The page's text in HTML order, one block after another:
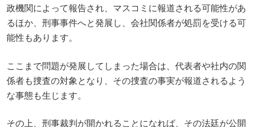
政機関によって報告され、マスコミに報道される可能性があ
るほか、刑事事件へと発展し、会社関係者が処罰を受ける可
能性もあります。
ここまで問題が発展してしまった場合は、代表者や社内の関
係者も捜査の対象となり、その捜査の事実が報道されるよう
な事態も生じます。
その上、刑事裁判が開かれることになれば、その法廷が公開